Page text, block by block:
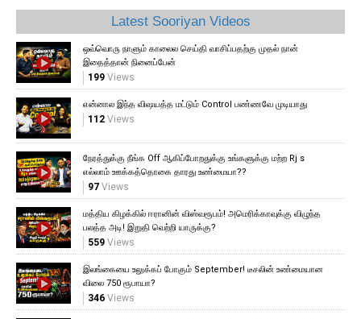
Latest Sooriyan Videos
ஒவ்வொரு நாளும் காலைல செய்தி வாசிப்பதற்கு முதல் நான்
இதைத்தான் நினைப்பேன்
199Views
என்னால இந்த விஷயத்த மட்டும் Control பண்ணவே முடியாது
112Views
நேரத்துக்கு நீங்க Off ஆகிப்போறதுக்கு உங்களுக்கு மற்ற Rj s
எல்லாம் ஊக்கத்தொகை தாரது உண்மையா??
97Views
மத்திய கிழக்கில் ஈரானின் விஸ்வரூபம்! அமெரிக்காவுக்கு விழுந்த
பலத்த அடி! இறுதி வெற்றி யாருக்கு?
559Views
இலங்கையை உலுக்கப் போகும் September! டீசலின் உண்மையான
விலை 750 ரூபாயா?
346Views